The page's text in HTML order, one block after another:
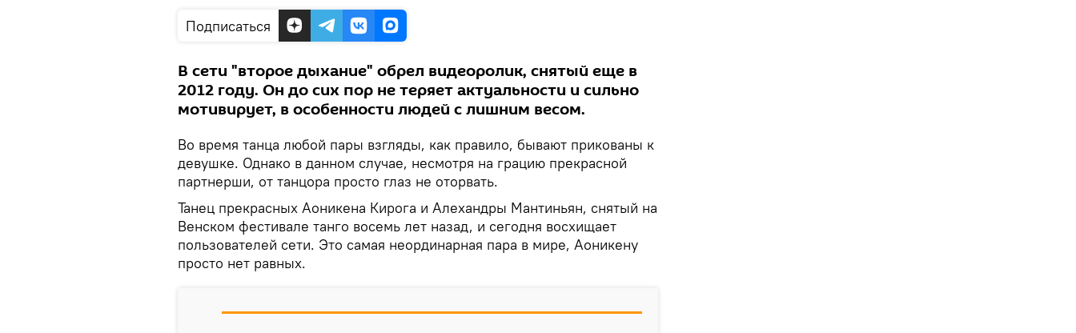
Подписаться
В сети "второе дыхание" обрел видеоролик, снятый еще в
2012 году. Он до сих пор не теряет актуальности и сильно
мотивирует, в особенности людей с лишним весом.
Во время танца любой пары взгляды, как правило, бывают прикованы к
девушке. Однако в данном случае, несмотря на грацию прекрасной
партнерши, от танцора просто глаз не оторвать.
Танец прекрасных Аоникена Кирога и Алехандры Мантиньян, снятый на
Венском фестивале танго восемь лет назад, и сегодня восхищает
пользователей сети. Это самая неординарная пара в мире, Аоникену
просто нет равных.